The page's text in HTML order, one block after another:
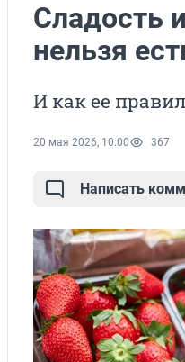
Сладость
нельзя
И как ее
20 мая 2026, 10:00 367
Написать